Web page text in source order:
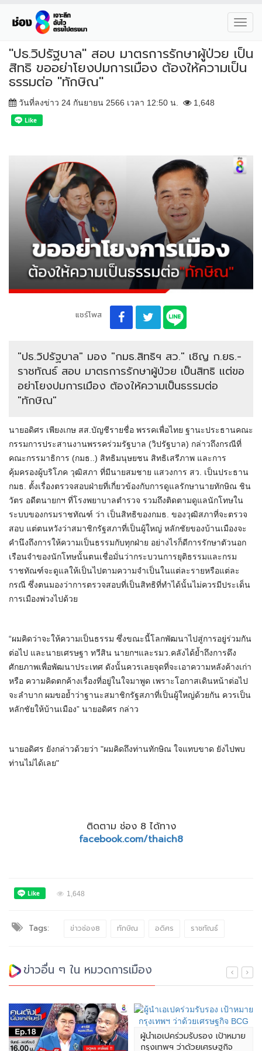
"ปธ.วิปรัฐบาล" สอบ มาตรการรักษาผู้ป่วย เป็น
สิทธิ ขออย่าโยงปมการเมือง ต้องให้ความเป็น
ธรรมต่อ "ทักษิณ"
วันที่ลงข่าว 24 กันยายน 2566 เวลา 12:50 น. 1,648
แชร์โพส
"ปธ.วิปรัฐบาล" มอง "กมธ.สิทธิฯ สว." เชิญ ก.ยธ.-
ราชทัณธ์ สอบ มาตรการรักษาผู้ป่วย เป็นสิทธิ แต่ขอ
อย่าโยงปมการเมือง ต้องให้ความเป็นธรรมต่อ
"ทักษิณ"
นายอดิศร เพียงเกษ สส.บัญชีรายชื่อ พรรคเพื่อไทย ฐานะประธานคณะ
กรรมการประสานงานพรรคร่วมรัฐบาล (วิปรัฐบาล) กล่าวถึงกรณีที่
คณะกรรมาธิการ (กมธ..) สิทธิมนุษยชน สิทธิเสรีภาพ และการ
คุ้มครองผู้บริโภค วุฒิสภา ที่มีนายสมชาย แสวงการ สว. เป็นประธาน
กมธ. ตั้งเรื่องตรวจสอบฝ่ายที่เกี่ยวข้องกับการดูแลรักษานายทักษิณ ชิน
วัตร อดีตนายกฯ ที่โรงพยาบาลตำรวจ รวมถึงติดตามดูแลนักโทษใน
ระบบของกรมราชทัณฑ์ ว่า เป็นสิทธิของกมธ. ของวุฒิสภาที่จะตรวจ
สอบ แต่ตนหวังว่าสมาชิกรัฐสภาที่เป็นผู้ใหญ่ หลักชัยของบ้านเมืองจะ
คำนึงถึงการให้ความเป็นธรรมกับทุกฝ่าย อย่างไรก็ดีการรักษาตัวนอก
เรือนจำของนักโทษนั้นตนเชื่อมั่นว่ากระบวนการยุติธรรมและกรม
ราชทัณฑ์จะดูแลให้เป็นไปตามความจำเป็นในแต่ละรายหรือแต่ละ
กรณี ซึ่งตนมองว่าการตรวจสอบที่เป็นสิทธิที่ทำได้นั้นไม่ควรมีประเด็น
การเมืองพ่วงไปด้วย
“ผมคิดว่าจะให้ความเป็นธรรม ซึ่งขณะนี้โลกพัฒนาไปสู่การอยู่ร่วมกัน
ต่อไป และนายเศรษฐา ทวีสิน นายกฯและรมว.คลังได้ย้ำถึงการดึง
ศักยภาพเพื่อพัฒนาประเทศ ดังนั้นควรเลยจุดที่จะเอาความหลังค้างเก่า
หรือ ความคิดตกค้างเรื่องที่อยู่ในใจมาพูด เพราะโอกาสเดินหน้าต่อไป
จะลำบาก ผมขอย้ำว่าฐานะสมาชิกรัฐสภาที่เป็นผู้ใหญ่ด้วยกัน ควรเป็น
หลักชัยให้บ้านเมือง” นายอดิศร กล่าว
นายอดิศร ยังกล่าวด้วยว่า "ผมคิดถึงท่านทักษิณ ใจแทบขาด ยังไปพบ
ท่านไม่ได้เลย"
ติดตาม ช่อง 8 ได้ทาง
facebook.com/thaich8
1,648
Tags: ข่าวช่อง8 ทักษิณ อดิศร ราชทัณธ์
ข่าวอื่น ๆ ใน หมวดการเมือง
ผู้นำเอเปคร่วมรับรอง เป้าหมาย
กรุงเทพฯ ว่าด้วยเศรษฐกิจ